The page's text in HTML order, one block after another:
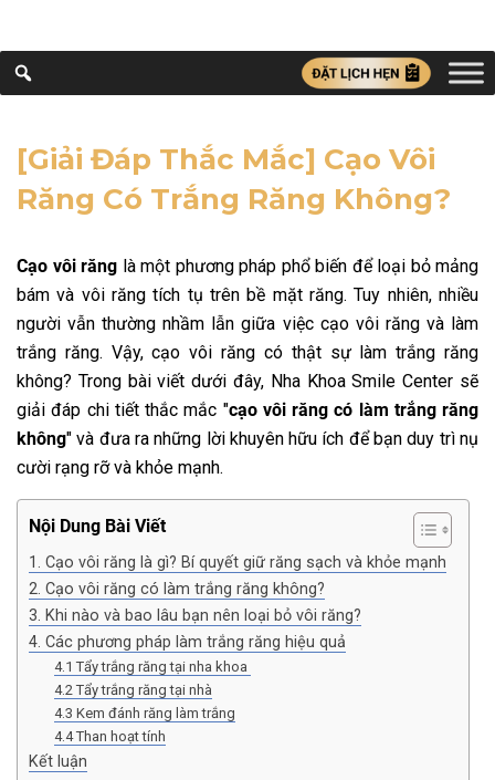
[Giải Đáp Thắc Mắc] Cạo Vôi
Răng Có Trắng Răng Không?
Cạo vôi răng là một phương pháp phổ biến để loại bỏ mảng
bám và vôi răng tích tụ trên bề mặt răng. Tuy nhiên, nhiều
người vẫn thường nhầm lẫn giữa việc cạo vôi răng và làm
trắng răng. Vậy, cạo vôi răng có thật sự làm trắng răng
không? Trong bài viết dưới đây, Nha Khoa Smile Center sẽ
giải đáp chi tiết thắc mắc "cạo vôi răng có làm trắng răng
không" và đưa ra những lời khuyên hữu ích để bạn duy trì nụ
cười rạng rỡ và khỏe mạnh.
Nội Dung Bài Viết
1. Cạo vôi răng là gì? Bí quyết giữ răng sạch và khỏe mạnh
2. Cạo vôi răng có làm trắng răng không?
3. Khi nào và bao lâu bạn nên loại bỏ vôi răng?
4. Các phương pháp làm trắng răng hiệu quả
4.1 Tẩy trắng răng tại nha khoa
4.2 Tẩy trắng răng tại nhà
4.3 Kem đánh răng làm trắng
4.4 Than hoạt tính
Kết luận